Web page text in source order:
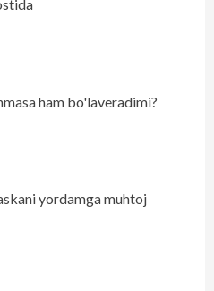
ham bo'laveradimi?
yordamga muhtoj